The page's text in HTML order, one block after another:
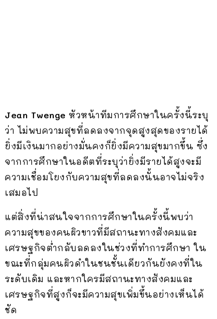
Jean Twenge หัวหน้าทีมการศึกษาในครั้งนี้ระบุ
ว่า ไม่พบความสุขที่ลดลงจากจุดสูงสุดของรายได้
ยิ่งมีเงินมากอย่างมั่นคงก็ยิ่งมีความสุขมากขึ้น ซึ่ง
จากการศึกษาในอดีตที่ระบุว่ายิ่งมีรายได้สูงจะมี
ความเชื่อมโยงกับความสุขที่ลดลงนั้นอาจไม่จริง
เสมอไป
แต่สิ่งที่น่าสนใจจากการศึกษาในครั้งนี้พบว่า
ความสุขของคนผิวขาวที่มีสถานะทางสังคมและ
เศรษฐกิจต่ำกลับลดลงในช่วงที่ทำการศึกษา ใน
ขณะที่กลุ่มคนผิวดำในชนชั้นเดียวกันยังคงที่ใน
ระดับเดิม และหากใครมีสถานะทางสังคมและ
เศรษฐกิจที่สูงก็จะมีความสุขเพิ่มขึ้นอย่างเห็นได้
ชัด